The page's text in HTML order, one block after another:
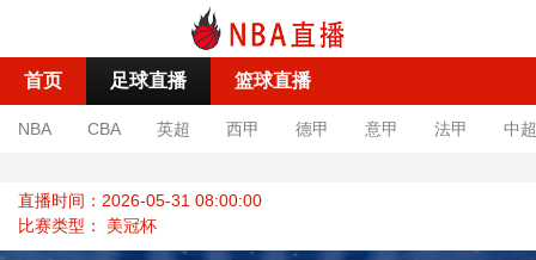
首页 足球直播 篮球直播
NBA CBA 英超 西甲 德甲 意甲 法甲 中超
直播时间：2026-05-31 08:00:00
比赛类型： 美冠杯